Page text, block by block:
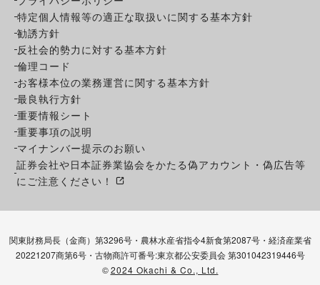
特定個人情報等の適正な取扱いに関する基本方針
勧誘方針
反社会的勢力に対する基本方針
倫理コード
お客様本位の業務運営に関する基本方針
最良執行方針
重要情報シート
重要事項の説明
マイナンバー提示のお願い
証券会社や日本証券業協会をかたる偽アカウント・偽広告等
にご注意ください！
関東財務局長（金商）第3296号・農林水産省指令4新食第2087号・経済産業省
20221207商第6号・古物商許可番号:東京都公安委員会 第301042319446号
©2024 Okachi & Co., Ltd.